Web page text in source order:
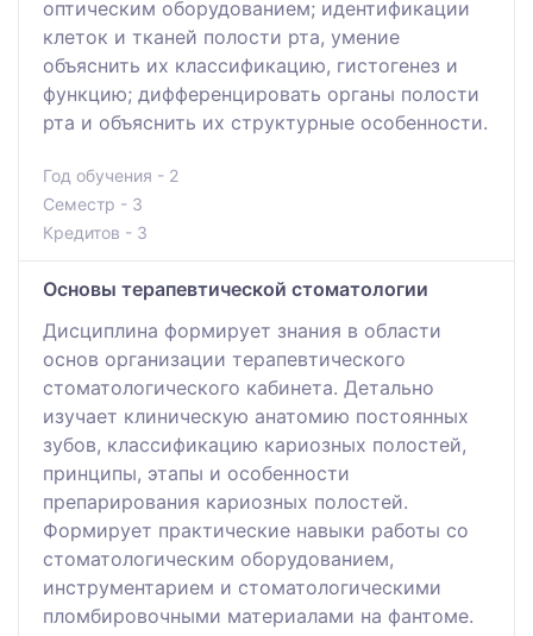
оптическим оборудованием; идентификации
клеток и тканей полости рта, умение
объяснить их классификацию, гистогенез и
функцию; дифференцировать органы полости
рта и объяснить их структурные особенности.
Год обучения - 2
Семестр - 3
Кредитов - 3
Основы терапевтической стоматологии
Дисциплина формирует знания в области
основ организации терапевтического
стоматологического кабинета. Детально
изучает клиническую анатомию постоянных
зубов, классификацию кариозных полостей,
принципы, этапы и особенности
препарирования кариозных полостей.
Формирует практические навыки работы со
стоматологическим оборудованием,
инструментарием и стоматологическими
пломбировочными материалами на фантоме.